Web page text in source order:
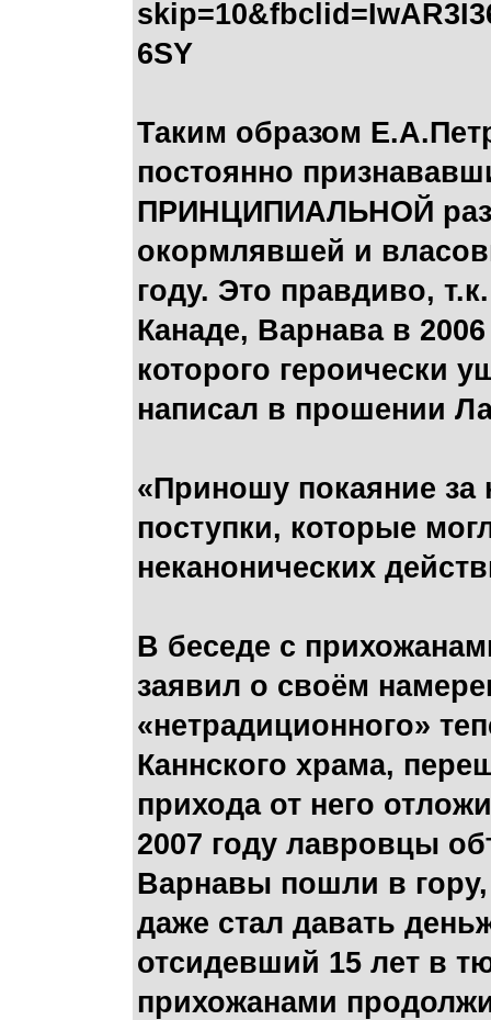
6SY
Таким образом
постоянно
ПРИНЦИПИАЛЬНОЙ
окормлявшей и
году. Это правдиво,
Канаде, Варнава в
которого героически
написал в прошении
«Приношу покаяние
поступки, которые
неканонических
В беседе с
заявил о своём
«нетрадиционного»
Каннского храма,
прихода от него
2007 году лавровцы
Варнавы пошли в гору,
даже стал давать
отсидевший 15 лет в
прихожанами